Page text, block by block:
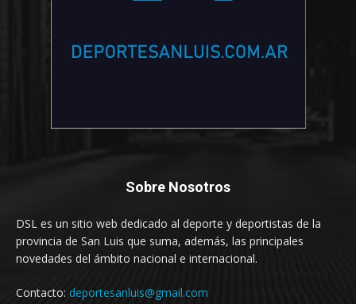
Sobre Nosotros
DSL es un sitio web dedicado al deporte y deportistas de la
provincia de San Luis que suma, además, las principales
novedades del ámbito nacional e internacional.
Contacto: deportesanluis@gmail.com